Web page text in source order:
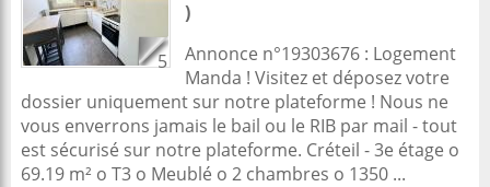
5
)
Annonce n°19303676 : Logement
Manda ! Visitez et déposez votre
dossier uniquement sur notre plateforme ! Nous ne
vous enverrons jamais le bail ou le RIB par mail - tout
est sécurisé sur notre plateforme. Créteil - 3e étage o
69.19 m² o T3 o Meublé o 2 chambres o 1350 ...